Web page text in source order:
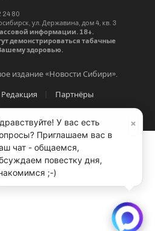
24 80
ул. Державина, дом 4, кв. 3
информации. 18+.
демонстрироваться табачные
здоровью.
издание «Новости Сибири».
Редакция Партнёры
×
У вас есть
Приглашаем вас в
чат - общаемся,
повестку дня,
;-)